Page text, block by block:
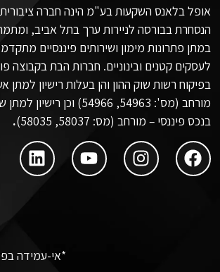
אופל בלאנס השקעות בע"מ הינה חברה ציבורית
הנסחרת בבורסה לניירות ערך בתל אביב,
במתן פתרונות מימון ושירותים פיננסיים
לעסקים קטנים ובינוניים. חברות הבת בקבוצה
בפיקוח רשות שוק ההון והן בעלות רישיון למתן
מורחב (מס': 54963, 54966) וכן רישיון
בנכס פיננסי – מורחב (מס: 58037, 58035)
.
*אי-עמידה